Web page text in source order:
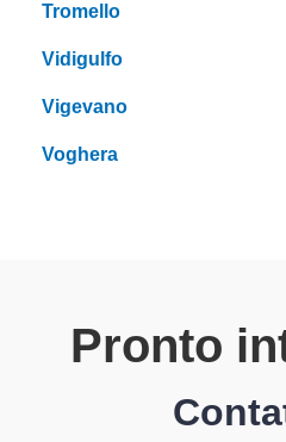
Tromello
Vidigulfo
Vigevano
Voghera
Pronto